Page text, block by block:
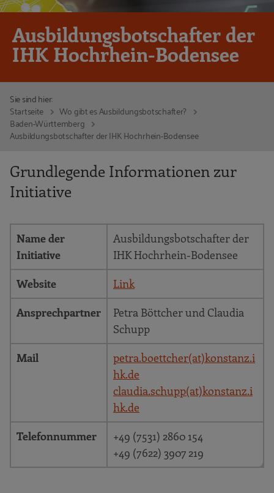
Ausbildungsbotschafter der
IHK Hochrhein-Bodensee
Sie sind hier:
Startseite
Wo gibt es Ausbildungsbotschafter?
Baden-Württemberg
Ausbildungsbotschafter der IHK Hochrhein-Bodensee
Grundlegende Informationen zur
Initiative
Name der
Initiative
Ausbildungsbotschafter der
IHK Hochrhein-Bodensee
Website
Link
Ansprechpartner
Petra Böttcher und Claudia
Schupp
Mail
petra.boettcher(at)konstanz.i
hk.de
claudia.schupp(at)konstanz.i
hk.de
Telefonnummer
+49 (7531) 2860 154
+49 (7622) 3907 219